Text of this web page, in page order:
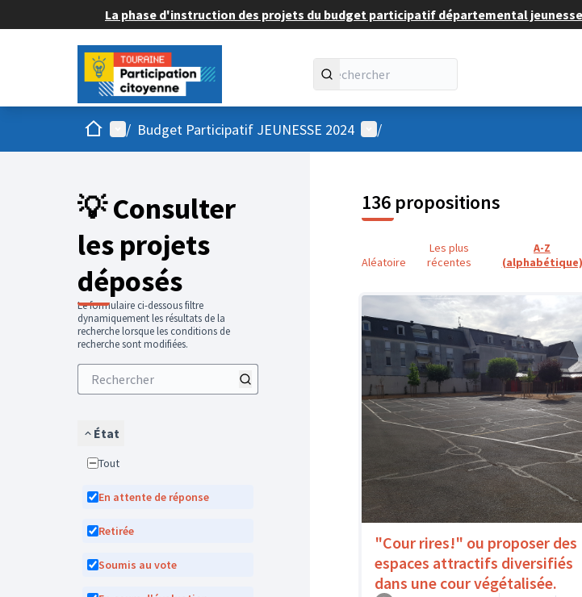
La phase d'instruction des projets du budget participatif départemental jeunesse
AccueilMenu principal
/ Budget Participatif JEUNESSE 2024 Menu utilisateur
/
💡 Consulter
les projets
déposés
Le formulaire ci-dessous filtre
dynamiquement les résultats de la
recherche lorsque les conditions de
recherche sont modifiées.
État
Tout
En attente de réponse
Retirée
Soumis au vote
136 propositions
Aléatoire
Les plus
récentes
A-Z
(alphabétique)
"Cour rires!" ou proposer des
espaces attractifs diversifiés
dans une cour végétalisée.